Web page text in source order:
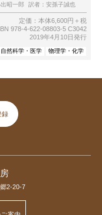
昭一郎 訳者： 安孫子誠也
定価：本体6,600円＋税
978-4-622-08803-5 C3042
2019年4月10日発行
自然科学・医学 物理学・化学
録
2-20-7